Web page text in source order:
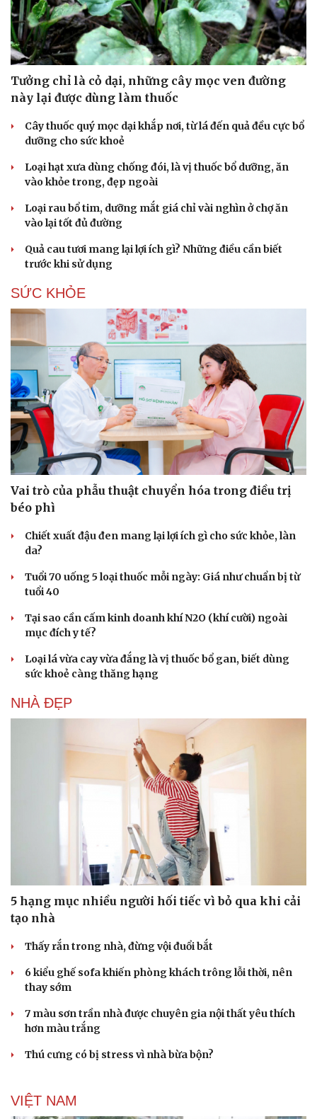
Cải chính
Tưởng chỉ là cỏ dại, những cây mọc ven đường
này lại được dùng làm thuốc
Cây thuốc quý mọc dại khắp nơi, từ lá đến quả đều cực bổ
dưỡng cho sức khoẻ
Loại hạt xưa dùng chống đói, là vị thuốc bổ dưỡng, ăn
vào khỏe trong, đẹp ngoài
Loại rau bổ tim, dưỡng mắt giá chỉ vài nghìn ở chợ ăn
vào lại tốt đủ đường
Quả cau tươi mang lại lợi ích gì? Những điều cần biết
trước khi sử dụng
SỨC KHỎE
Vai trò của phẫu thuật chuyển hóa trong điều trị
béo phì
Chiết xuất đậu đen mang lại lợi ích gì cho sức khỏe, làn
da?
Tuổi 70 uống 5 loại thuốc mỗi ngày: Giá như chuẩn bị từ
tuổi 40
Tại sao cần cấm kinh doanh khí N2O (khí cười) ngoài
mục đích y tế?
Loại lá vừa cay vừa đắng là vị thuốc bổ gan, biết dùng
sức khoẻ càng thăng hạng
NHÀ ĐẸP
5 hạng mục nhiều người hối tiếc vì bỏ qua khi cải
tạo nhà
Thấy rắn trong nhà, đừng vội đuổi bắt
6 kiểu ghế sofa khiến phòng khách trông lỗi thời, nên
thay sớm
7 màu sơn trần nhà được chuyên gia nội thất yêu thích
hơn màu trắng
Thú cưng có bị stress vì nhà bừa bộn?
VIỆT NAM